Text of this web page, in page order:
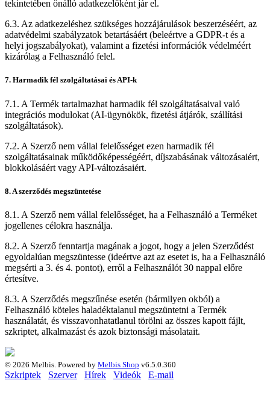
tekintetében önálló adatkezelőként jár el.
6.3. Az adatkezeléshez szükséges hozzájárulások beszerzéséért, az
adatvédelmi szabályzatok betartásáért (beleértve a GDPR-t és a
helyi jogszabályokat), valamint a fizetési információk védelméért
kizárólag a Felhasználó felel.
7. Harmadik fél szolgáltatásai és API-k
7.1. A Termék tartalmazhat harmadik fél szolgáltatásaival való
integrációs modulokat (AI-ügynökök, fizetési átjárók, szállítási
szolgáltatások).
7.2. A Szerző nem vállal felelősséget ezen harmadik fél
szolgáltatásainak működőképességéért, díjszabásának változásaiért,
blokkolásáért vagy API-változásaiért.
8. A szerződés megszüntetése
8.1. A Szerző nem vállal felelősséget, ha a Felhasználó a Terméket
jogellenes célokra használja.
8.2. A Szerző fenntartja magának a jogot, hogy a jelen Szerződést
egyoldalúan megszüntesse (ideértve azt az esetet is, ha a Felhasználó
megsérti a 3. és 4. pontot), erről a Felhasználót 30 nappal előre
értesítve.
8.3. A Szerződés megszűnése esetén (bármilyen okból) a
Felhasználó köteles haladéktalanul megszüntetni a Termék
használatát, és visszavonhatatlanul törölni az összes kapott fájlt,
szkriptet, alkalmazást és azok biztonsági másolatait.
© 2026 Melbis. Powered by Melbis Shop v6.5.0.360
Szkriptek Szerver Hírek Videók E-mail